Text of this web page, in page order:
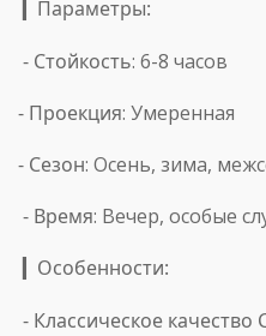
Параметры:
- Стойкость: 6-8 часов
- Проекция: Умеренная
- Сезон: Осень, зима,
- Время: Вечер, особые
Особенности:
- Классическое качество